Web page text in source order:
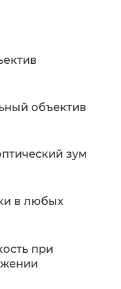
объектив
зум
в любых
при